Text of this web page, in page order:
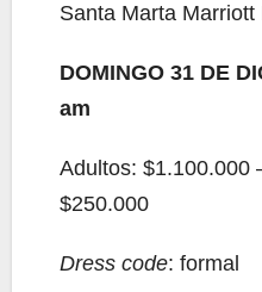
Santa Marta
DOMINGO 31 DE
am
Adultos: $1.100.000
$250.000
Dress code: formal